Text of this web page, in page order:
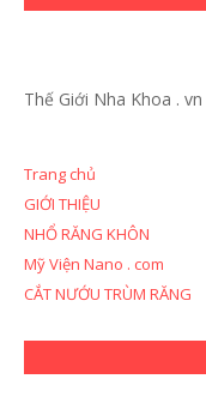
Thế Giới Nha Khoa . vn
Trang chủ
GIỚI THIỆU
NHỔ RĂNG KHÔN
Mỹ Viện Nano . com
CẮT NƯỚU TRÙM RĂNG